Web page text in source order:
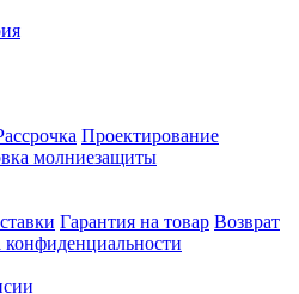
Проектирование
молниезащиты
Гарантия на товар Возврат